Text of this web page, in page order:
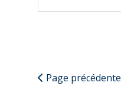
Page précédente